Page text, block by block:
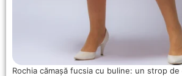
Rochia cămașă fucsia cu buline: un strop